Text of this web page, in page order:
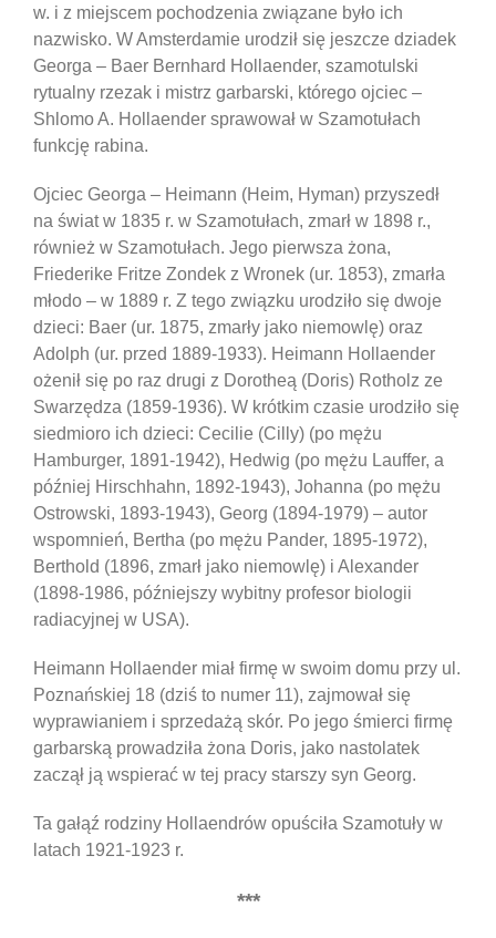
w. i z miejscem pochodzenia związane było ich
nazwisko. W Amsterdamie urodził się jeszcze dziadek
Georga – Baer Bernhard Hollaender, szamotulski
rytualny rzezak i mistrz garbarski, którego ojciec –
Shlomo A. Hollaender sprawował w Szamotułach
funkcję rabina.
Ojciec Georga – Heimann (Heim, Hyman) przyszedł
na świat w 1835 r. w Szamotułach, zmarł w 1898 r.,
również w Szamotułach. Jego pierwsza żona,
Friederike Fritze Zondek z Wronek (ur. 1853), zmarła
młodo – w 1889 r. Z tego związku urodziło się dwoje
dzieci: Baer (ur. 1875, zmarły jako niemowlę) oraz
Adolph (ur. przed 1889-1933). Heimann Hollaender
ożenił się po raz drugi z Dorotheą (Doris) Rotholz ze
Swarzędza (1859-1936). W krótkim czasie urodziło się
siedmioro ich dzieci: Cecilie (Cilly) (po mężu
Hamburger, 1891-1942), Hedwig (po mężu Lauffer, a
później Hirschhahn, 1892-1943), Johanna (po mężu
Ostrowski, 1893-1943), Georg (1894-1979) – autor
wspomnień, Bertha (po mężu Pander, 1895-1972),
Berthold (1896, zmarł jako niemowlę) i Alexander
(1898-1986, późniejszy wybitny profesor biologii
radiacyjnej w USA).
Heimann Hollaender miał firmę w swoim domu przy ul.
Poznańskiej 18 (dziś to numer 11), zajmował się
wyprawianiem i sprzedażą skór. Po jego śmierci firmę
garbarską prowadziła żona Doris, jako nastolatek
zaczął ją wspierać w tej pracy starszy syn Georg.
Ta gałąź rodziny Hollaendrów opuściła Szamotuły w
latach 1921-1923 r.
***